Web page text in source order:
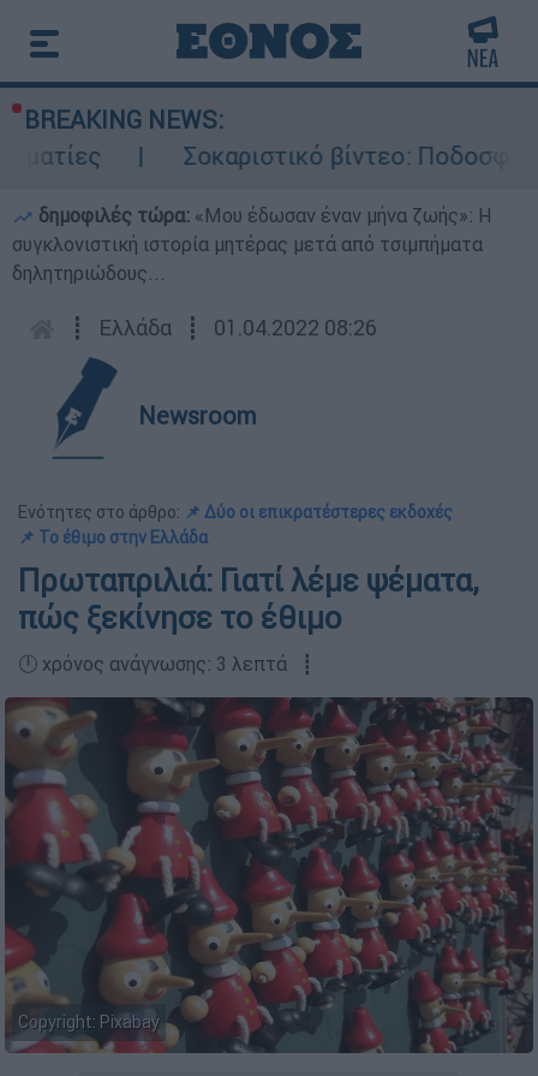
BREAKING NEWS:
Σοκαριστικό βίντεο:
δημοφιλές τώρα: «Μου έδωσαν έναν μήνα ζωής»: Η
συγκλονιστική ιστορία μητέρας μετά από τσιμπήματα
δηλητηριώδους...
┋ Ελλάδα ┋ 01.04.2022 08:26
Newsroom
Ενότητες στο άρθρο: 📌 Δύο οι επικρατέστερες εκδοχές
📌 Το έθιμο στην Ελλάδα
Πρωταπριλιά: Γιατί λέμε ψέματα,
πώς ξεκίνησε το έθιμο
🕛 χρόνος ανάγνωσης: 3 λεπτά ┋
Copyright: Pixabay